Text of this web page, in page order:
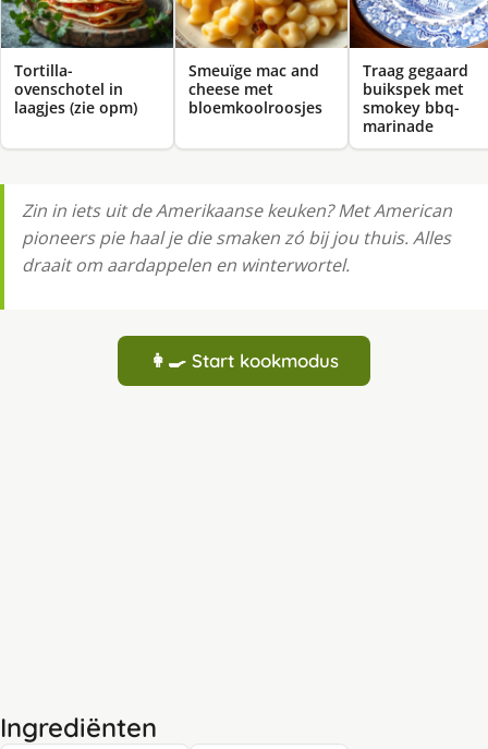
Tortilla-
ovenschotel in
laagjes (zie opm)
Smeuïge mac and
cheese met
bloemkoolroosjes
Traag gegaard
buikspek met
smokey bbq-
marinade
Zin in iets uit de Amerikaanse keuken? Met American
pioneers pie haal je die smaken zó bij jou thuis. Alles
draait om aardappelen en winterwortel.
👩‍🍳 Start kookmodus
Ingrediënten